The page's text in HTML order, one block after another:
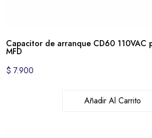
Capacitor de arranque CD60 110VAC
MFD
$ 7.900
Añadir Al Carrito